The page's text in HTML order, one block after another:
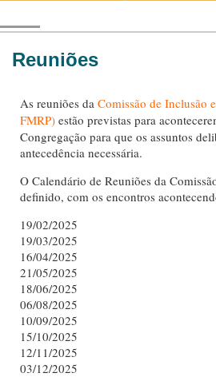
Reuniões
As reuniões da Comissão de Inclusão
FMRP) estão previstas para
Congregação para que os assuntos
antecedência necessária.
O Calendário de Reuniões da
definido, com os encontros
19/02/2025
19/03/2025
16/04/2025
21/05/2025
18/06/2025
06/08/2025
10/09/2025
15/10/2025
12/11/2025
03/12/2025